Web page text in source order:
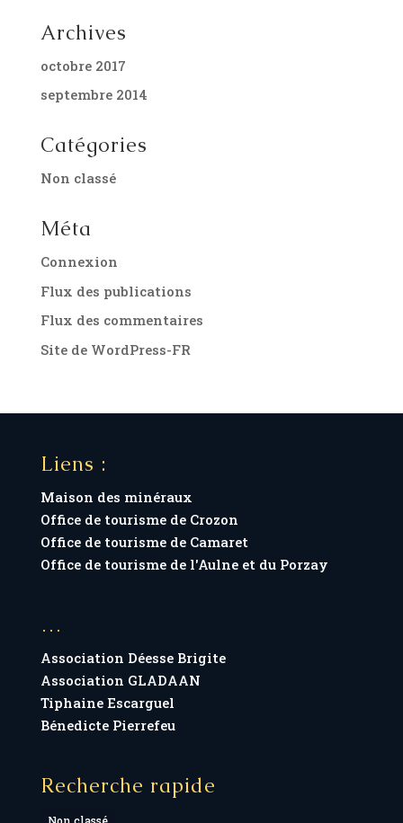
Archives
octobre 2017
septembre 2014
Catégories
Non classé
Méta
Connexion
Flux des publications
Flux des commentaires
Site de WordPress-FR
Liens :
Maison des minéraux
Office de tourisme de Crozon
Office de tourisme de Camaret
Office de tourisme de l'Aulne et du Porzay
…
Association Déesse Brigite
Association GLADAAN
Tiphaine Escarguel
Bénedicte Pierrefeu
Recherche rapide